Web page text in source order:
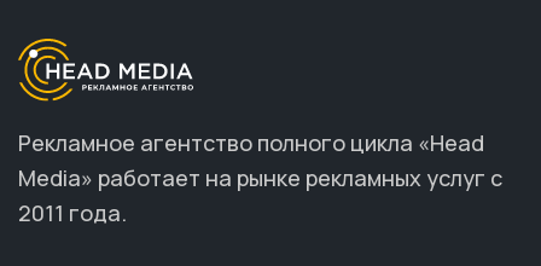
Рекламное агентство полного цикла «Head
Media» работает на рынке рекламных услуг с
2011 года.